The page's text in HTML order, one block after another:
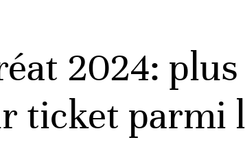
2024:
ticket parmi